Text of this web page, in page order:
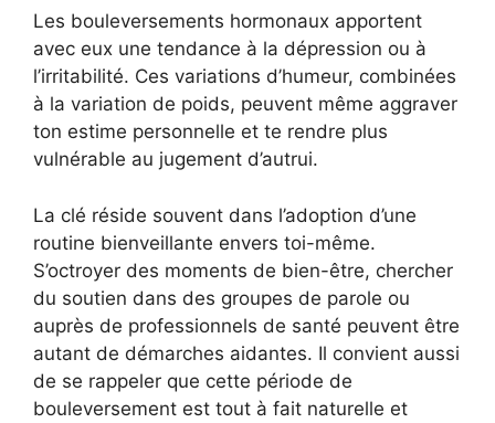
Les bouleversements hormonaux apportent
avec eux une tendance à la dépression ou à
l’irritabilité. Ces variations d’humeur, combinées
à la variation de poids, peuvent même aggraver
ton estime personnelle et te rendre plus
vulnérable au jugement d’autrui.
La clé réside souvent dans l’adoption d’une
routine bienveillante envers toi-même.
S’octroyer des moments de bien-être, chercher
du soutien dans des groupes de parole ou
auprès de professionnels de santé peuvent être
autant de démarches aidantes. Il convient aussi
de se rappeler que cette période de
bouleversement est tout à fait naturelle et